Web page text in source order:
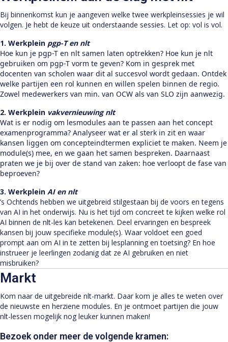
Bij binnenkomst kun je aangeven welke twee werkpleinsessies je wil
volgen. Je hebt de keuze uit onderstaande sessies. Let op: vol is vol.
1. Werkplein pgp-T en nlt
Hoe kun je pgp-T en nlt samen laten optrekken? Hoe kun je nlt
gebruiken om pgp-T vorm te geven? Kom in gesprek met
docenten van scholen waar dit al succesvol wordt gedaan. Ontdek
welke partijen een rol kunnen en willen spelen binnen de regio.
Zowel medewerkers van min. van OCW als van SLO zijn aanwezig.
2. Werkplein vakvernieuwing nlt
Wat is er nodig om lesmodules aan te passen aan het concept
examenprogramma? Analyseer wat er al sterk in zit en waar
kansen liggen om concepteindtermen expliciet te maken. Neem je
module(s) mee, en we gaan het samen bespreken. Daarnaast
praten we je bij over de stand van zaken: hoe verloopt de fase van
beproeven?
3. Werkplein AI en nlt
’s Ochtends hebben we uitgebreid stilgestaan bij de voors en tegens
van AI in het onderwijs. Nu is het tijd om concreet te kijken welke rol
AI binnen de nlt-les kan betekenen. Deel ervaringen en bespreek
kansen bij jouw specifieke module(s). Waar voldoet een goed
prompt aan om AI in te zetten bij lesplanning en toetsing? En hoe
instrueer je leerlingen zodanig dat ze AI gebruiken en niet
misbruiken?
Markt
Kom naar de uitgebreide nlt-markt. Daar kom je alles te weten over
de nieuwste en herziene modules. En je ontmoet partijen die jouw
nlt-lessen mogelijk nog leuker kunnen maken!
Bezoek onder meer de volgende kramen: